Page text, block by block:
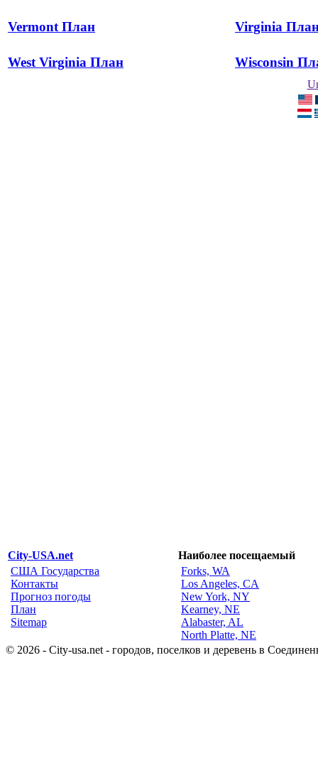
Vermont План Virginia
West Virginia План Wisconsin
City-USA.net
Наиболее посещаемый
США Государства
Контакты
Прогноз погоды
План
Sitemap
Forks, WA
Los Angeles, CA
New York, NY
Kearney, NE
Alabaster, AL
North Platte, NE
© 2026 - City-usa.net - городов, поселков и деревень в